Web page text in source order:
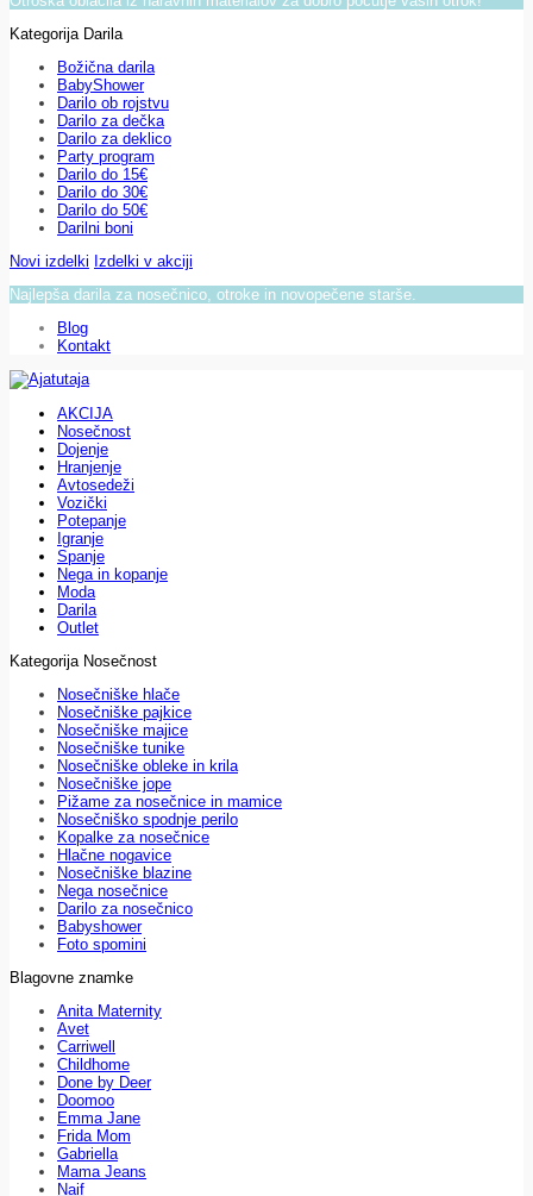
Kategorija Darila
Božična darila
BabyShower
Darilo ob rojstvu
Darilo za dečka
Darilo za deklico
Party program
Darilo do 15€
Darilo do 30€
Darilo do 50€
Darilni boni
Novi izdelki Izdelki v akciji
Najlepša darila za nosečnico, otroke in novopečene starše.
Blog
Kontakt
AKCIJA
Nosečnost
Dojenje
Hranjenje
Avtosedeži
Vozički
Potepanje
Igranje
Spanje
Nega in kopanje
Moda
Darila
Outlet
Kategorija Nosečnost
Nosečniške hlače
Nosečniške pajkice
Nosečniške majice
Nosečniške tunike
Nosečniške obleke in krila
Nosečniške jope
Pižame za nosečnice in mamice
Nosečniško spodnje perilo
Kopalke za nosečnice
Hlačne nogavice
Nosečniške blazine
Nega nosečnice
Darilo za nosečnico
Babyshower
Foto spomini
Blagovne znamke
Anita Maternity
Avet
Carriwell
Childhome
Done by Deer
Doomoo
Emma Jane
Frida Mom
Gabriella
Mama Jeans
Naif